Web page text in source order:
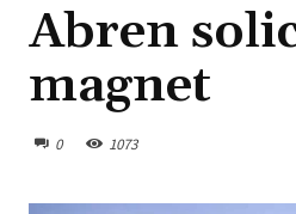
Abren
magnet
0 1073